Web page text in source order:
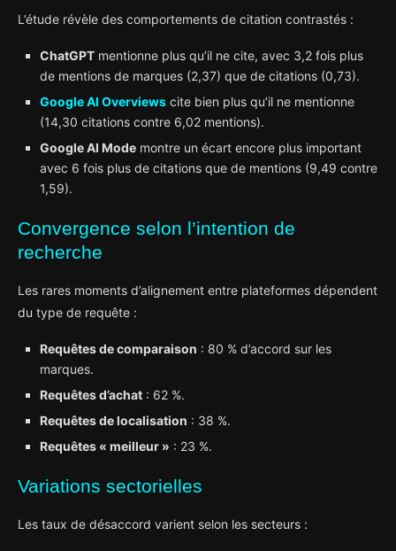
L’étude révèle des comportements de citation contrastés :
ChatGPT mentionne plus qu’il ne cite, avec 3,2 fois plus
de mentions de marques (2,37) que de citations (0,73).
Google AI Overviews cite bien plus qu’il ne mentionne
(14,30 citations contre 6,02 mentions).
Google AI Mode montre un écart encore plus important
avec 6 fois plus de citations que de mentions (9,49 contre
1,59).
Convergence selon l’intention de
recherche
Les rares moments d’alignement entre plateformes dépendent
du type de requête :
Requêtes de comparaison : 80 % d’accord sur les
marques.
Requêtes d’achat : 62 %.
Requêtes de localisation : 38 %.
Requêtes « meilleur » : 23 %.
Variations sectorielles
Les taux de désaccord varient selon les secteurs :